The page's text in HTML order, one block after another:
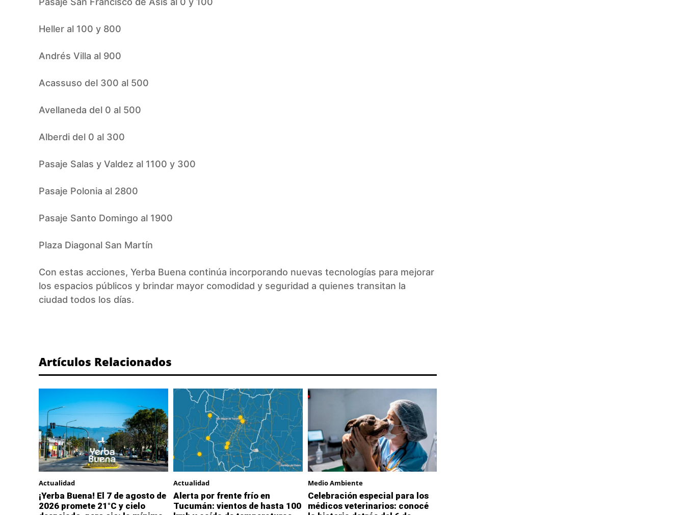
Heller al 100 y 800
Andrés Villa al 900
Acassuso del 300 al 500
Avellaneda del 0 al 500
Alberdi del 0 al 300
Pasaje Salas y Valdez al 1100 y 300
Pasaje Polonia al 2800
Pasaje Santo Domingo al 1900
Plaza Diagonal San Martín
Con estas acciones, Yerba Buena continúa incorporando nuevas tecnologías para mejorar
los espacios públicos y brindar mayor comodidad y seguridad a quienes transitan la
ciudad todos los días.
Artículos Relacionados
Actualidad
¡Yerba Buena! El 7 de agosto de
2026 promete 21°C y cielo
Actualidad
Alerta por frente frío en
Tucumán: vientos de hasta 100
Medio Ambiente
Celebración especial para los
médicos veterinarios: conocé